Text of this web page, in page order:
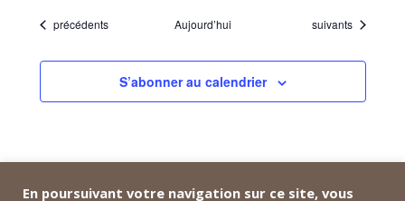
Évènements
précédents Aujourd’hui Évènements
suivants
S’abonner au calendrier
En poursuivant votre navigation sur ce site, vous